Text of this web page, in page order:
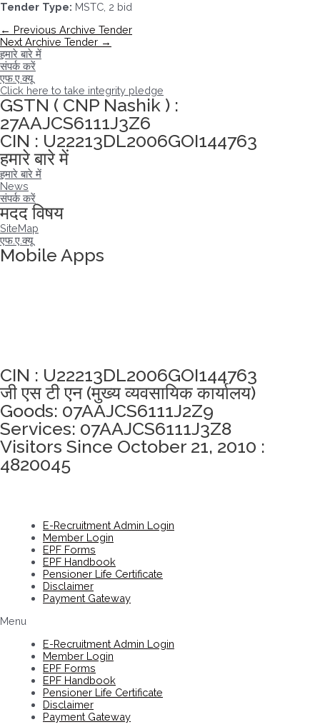
Tender Type: MSTC, 2 bid
पोस्ट
नेविगेशन
← Previous Archive Tender
Next Archive Tender →
हमारे बारे में
संपर्क करें
एफ.ए.क्यू
Click here to take integrity pledge
GSTN ( CNP Nashik ) :
27AAJCS6111J3Z6
CIN : U22213DL2006GOI144763
हमारे बारे में
हमारे बारे में
News
संपर्क करें
मदद विषय
SiteMap
एफ.ए.क्यू
Mobile Apps
CIN : U22213DL2006GOI144763
जी एस टी एन (मुख्य व्यवसायिक कार्यालय)
Goods: 07AAJCS6111J2Z9
Services: 07AAJCS6111J3Z8
Visitors Since October 21, 2010 :
4820045
E-Recruitment Admin Login
Member Login
EPF Forms
EPF Handbook
Pensioner Life Certificate
Disclaimer
Payment Gateway
Menu
E-Recruitment Admin Login
Member Login
EPF Forms
EPF Handbook
Pensioner Life Certificate
Disclaimer
Payment Gateway